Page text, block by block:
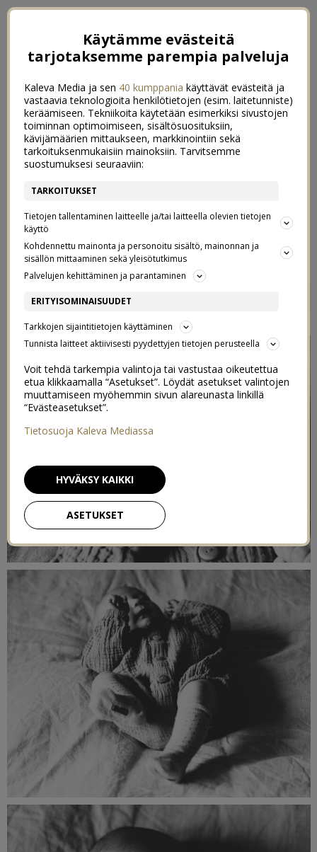
TONTTO
Käytämme evästeitä
tarjotaksemme parempia palveluja
Kaleva Media ja sen 40 kumppania käyttävät evästeitä ja
vastaavia teknologioita henkilötietojen (esim. laitetunniste)
keräämiseen. Tekniikoita käytetään esimerkiksi sivustojen
toiminnan optimoimiseen, sisältösuosituksiin,
kävijämäärien mittaukseen, markkinointiin sekä
tarkoituksenmukaisiin mainoksiin. Tarvitsemme
suostumuksesi seuraaviin:
TARKOITUKSET
Tietojen tallentaminen laitteelle ja/tai laitteella olevien tietojen
käyttö
Kohdennettu mainonta ja personoitu sisältö, mainonnan ja
sisällön mittaaminen sekä yleisötutkimus
Palvelujen kehittäminen ja parantaminen
ERITYISOMINAISUUDET
Tarkkojen sijaintitietojen käyttäminen
Tunnista laitteet aktiivisesti pyydettyjen tietojen perusteella
Voit tehdä tarkempia valintoja tai vastustaa oikeutettua
etua klikkaamalla “Asetukset”. Löydät asetukset valintojen
muuttamiseen myöhemmin sivun alareunasta linkillä
“Evästeasetukset”.
Tietosuoja Kaleva Mediassa
ASETUKSET
HYVÄKSY KAIKKI